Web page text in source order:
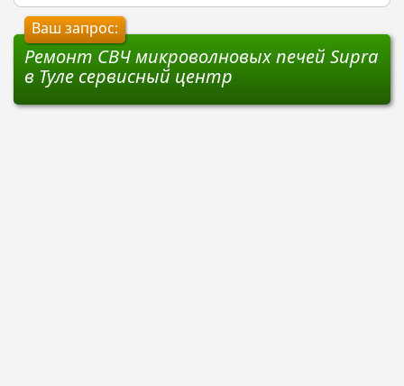
Ваш запрос:
Ремонт СВЧ микроволновых печей Supra
в Туле сервисный центр